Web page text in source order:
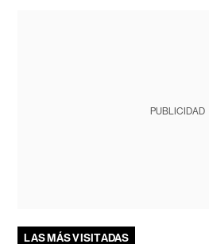
PUBLICIDAD
LAS MÁS VISITADAS